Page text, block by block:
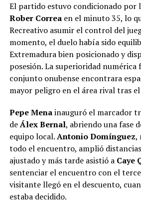
El partido estuvo condicionado por
Rober Correaen el minuto 35, lo
Recreativo asumir el control del
momento, el duelo había sido
Extremadura bien posicionado y
posesión. La superioridad numérica
conjunto onubense encontrara
mayor peligro en el área rival tras el
Pepe Menainauguró el marcador
deÁlex Bernal, abriendo una fase
equipo local.Antonio Domínguez,
todo el encuentro, amplió
ajustado y más tarde asistió a Caye
sentenciar el encuentro con el
visitante llegó en el descuento,
estaba decidido.